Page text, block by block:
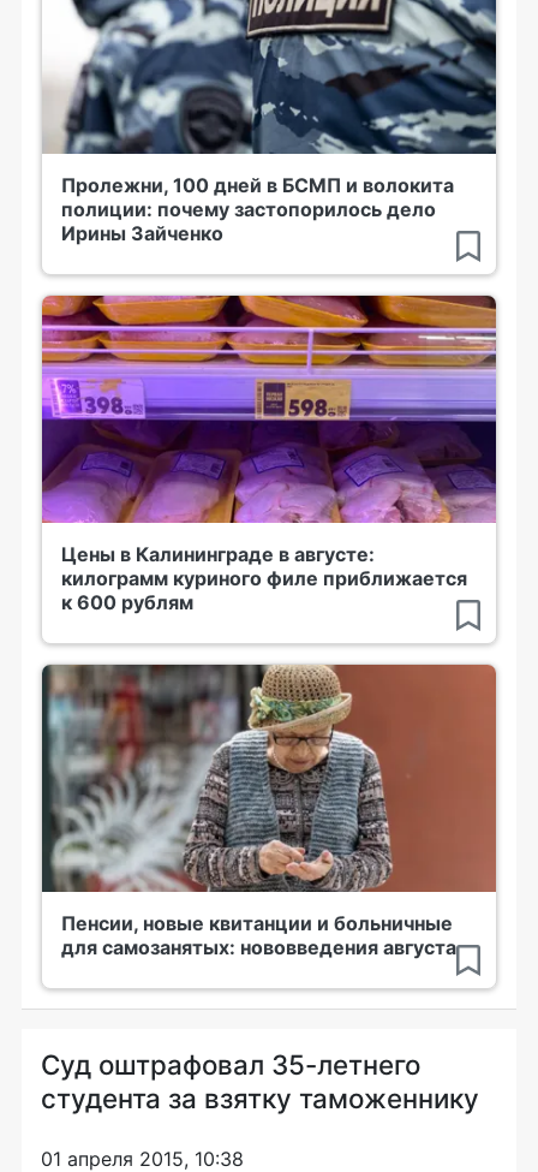
Пролежни, 100 дней в БСМП и волокита
полиции: почему застопорилось дело
Ирины Зайченко
Цены в Калининграде в августе:
килограмм куриного филе приближается
к 600 рублям
Пенсии, новые квитанции и больничные
для самозанятых: нововведения августа
Суд оштрафовал 35-летнего
студента за взятку таможеннику
01 апреля 2015, 10:38